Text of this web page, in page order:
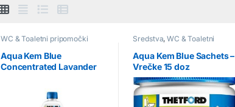
WC & Toaletni pripomočki
Aqua Kem Blue
Concentrated Lavander
Sredstva,WC & Toaletni
Aqua Kem Blue Sachets –
Vrečke 15 doz